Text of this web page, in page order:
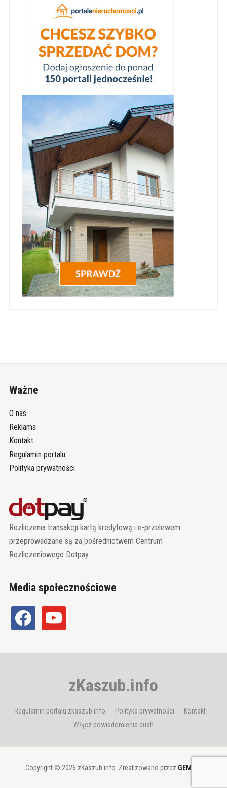
Ważne
O nas
Reklama
Kontakt
Regulamin portalu
Polityka prywatności
Rozliczenia transakcji kartą kredytową i e-przelewem
przeprowadzane są za pośrednictwem Centrum
Rozliczeniowego Dotpay
Media społecznościowe
facebook youtube
zKaszub.info
Regulamin portalu zkaszub.info Polityka prywatności
Kontakt
Włącz powiadomienia push
Copyright © 2026 zKaszub.info. Zrealizowano przez GEMBIT